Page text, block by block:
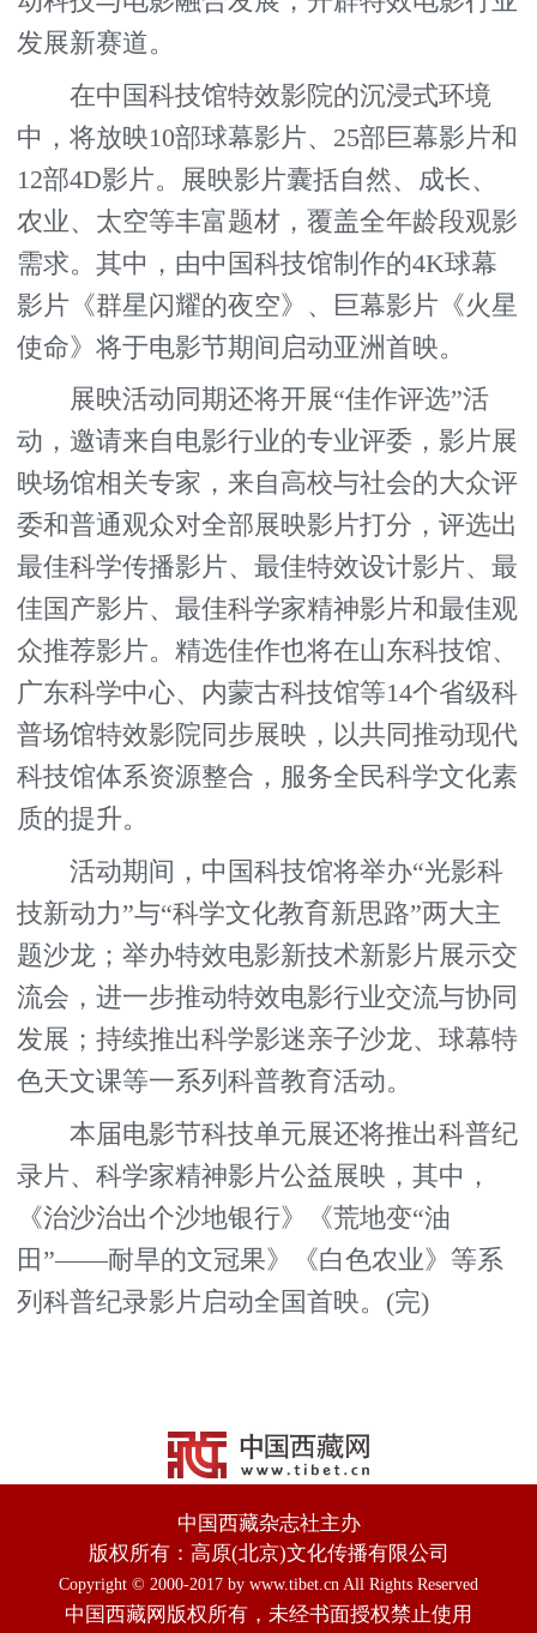
发展新赛道。
在中国科技馆特效影院的沉浸式环境
中，将放映10部球幕影片、25部巨幕影片和
12部4D影片。展映影片囊括自然、成长、
农业、太空等丰富题材，覆盖全年龄段观影
需求。其中，由中国科技馆制作的4K球幕
影片《群星闪耀的夜空》、巨幕影片《火星
使命》将于电影节期间启动亚洲首映。
展映活动同期还将开展“佳作评选”活
动，邀请来自电影行业的专业评委，影片展
映场馆相关专家，来自高校与社会的大众评
委和普通观众对全部展映影片打分，评选出
最佳科学传播影片、最佳特效设计影片、最
佳国产影片、最佳科学家精神影片和最佳观
众推荐影片。精选佳作也将在山东科技馆、
广东科学中心、内蒙古科技馆等14个省级科
普场馆特效影院同步展映，以共同推动现代
科技馆体系资源整合，服务全民科学文化素
质的提升。
活动期间，中国科技馆将举办“光影科
技新动力”与“科学文化教育新思路”两大主
题沙龙；举办特效电影新技术新影片展示交
流会，进一步推动特效电影行业交流与协同
发展；持续推出科学影迷亲子沙龙、球幕特
色天文课等一系列科普教育活动。
本届电影节科技单元展还将推出科普纪
录片、科学家精神影片公益展映，其中，
《治沙治出个沙地银行》《荒地变“油
田”——耐旱的文冠果》《白色农业》等系
列科普纪录影片启动全国首映。(完)
中国西藏杂志社主办
版权所有：高原(北京)文化传播有限公司
Copyright © 2000-2017 by www.tibet.cn All Rights Reserved
中国西藏网版权所有，未经书面授权禁止使用